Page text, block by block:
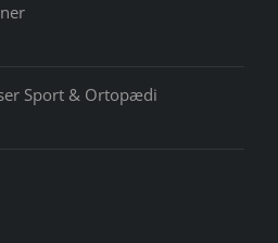
Sport & Ortopædi